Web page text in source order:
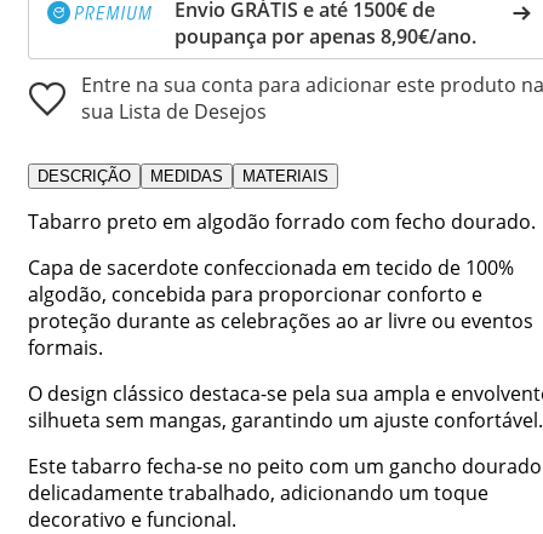
Envio GRÁTIS e até 1500€ de
poupança por apenas 8,90€/ano.
Entre na sua conta para adicionar este produto na
sua Lista de Desejos
DESCRIÇÃO MEDIDAS MATERIAIS
Tabarro preto em algodão forrado com fecho dourado.
Capa de sacerdote confeccionada em tecido de 100%
algodão, concebida para proporcionar conforto e
proteção durante as celebrações ao ar livre ou eventos
formais.
O design clássico destaca-se pela sua ampla e
silhueta sem mangas, garantindo um ajuste confortável.
Este tabarro fecha-se no peito com um gancho dourado
delicadamente trabalhado, adicionando um toque
decorativo e funcional.